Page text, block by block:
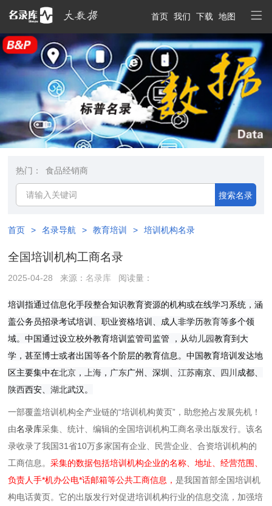
首页 我们 下载 地图
热门： 食品经销商
搜索名录
首页 > 名录导航 > 教育培训 > 培训机构名录
全国培训机构工商名录
2025-04-28 来源：名录库 阅读量：
培训指通过信息化手段整合知识教育资源的机构或在线学习系统，涵
盖公务员招录考试培训、职业资格培训、成人非学历教育等多个领
域。中国通过设立校外教育培训监管司监管 ，从幼儿园教育到大
学，甚至博士或者出国等各个阶层的教育信息。中国教育培训发达地
区主要集中在北京 ， 上海 ， 广东广州、深圳、江苏南京、 四川成都、
陕西西安、湖北武汉。
一部覆盖培训机构全产业链的“培训机构黄页”，助您抢占发展先机！
由名录库采集、统计、编辑的全国培训机构工商名录出版发行。该名
录收录了我国31省10万多家国有企业、民营企业、合资培训机构的
工商信息。采集的数据包括培训机构企业的名称、地址、经营范围、
负责人手*机办公电*话邮箱等公共工商信息，是我国首部全国培训机
构电话黄页。它的出版发行对促进培训机构行业的信息交流，加强培